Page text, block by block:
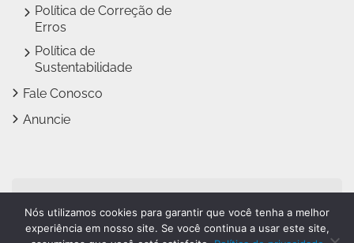
Política de Correção de
Erros
Política de
Sustentabilidade
Fale Conosco
Anuncie
Jundiaí Notícias faz parte
doGrupo Novo Dia
Nós utilizamos cookies para garantir que você tenha a melhor
experiência em nosso site. Se você continua a usar este site,